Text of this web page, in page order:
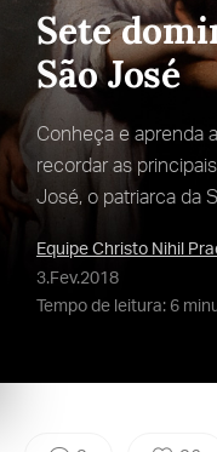
Sete
São José
Conheça e aprenda
recordar as
José, o patriarca da
Equipe Christo Nihil
3.Fev.2018
Tempo de leitura: 6